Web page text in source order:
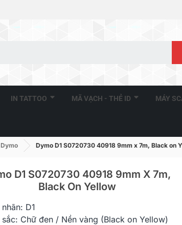
IN TATTOO MÃ VẠCH - THẺ ID MÁY
Dymo D1 S0720730 40918 9mm x 7m, Black on
D1 S0720730 40918 9mm X 7m,
Black On Yellow
D1
sắc: Chữ đen / Nền vàng (Black on Yellow)
DM-A11352, Black On White,
25mm X 54mm X 500...
19mm X